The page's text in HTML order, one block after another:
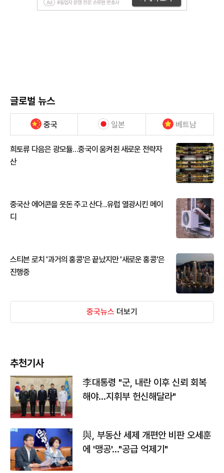
글로벌 뉴스
중국 일본 베트남
희토류 다음은 광모듈…중국이 움켜쥔 새로운 전략자
산
중국산 에어콘을 웃돈 주고 산다...유럽 열광시킨 메이
디
스티븐 로치 '과거의 홍콩'은 끝났지만 '새로운 홍콩'은
진행중
중국뉴스 더보기
추천기사
李대통령 "군, 내란 이후 신뢰 회복
해야…지휘부 헌신해달라"
與, 부동산 세제 개편안 비판 오세훈
에 '맹공'…"공급 억제기"